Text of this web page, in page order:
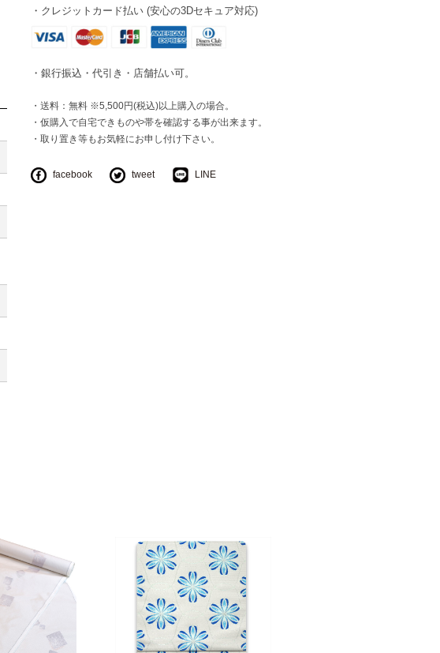
・クレジットカード払い (安心の3Dセキュア対応)
・銀行振込・代引き・店舗払い可。
・送料：無料 ※5,500円(税込)以上購入の場合。
・仮購入で自宅できものや帯を確認する事が出来ます。
・取り置き等もお気軽にお申し付け下さい。
facebook tweet LINE